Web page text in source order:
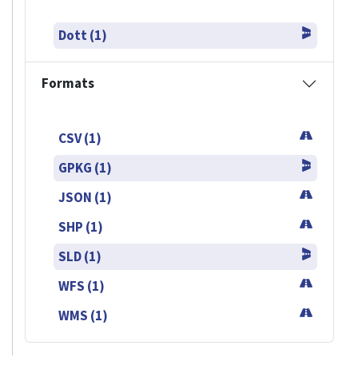
Dott (1)
Formats
CSV (1)
GPKG (1)
JSON (1)
SHP (1)
SLD (1)
WFS (1)
WMS (1)